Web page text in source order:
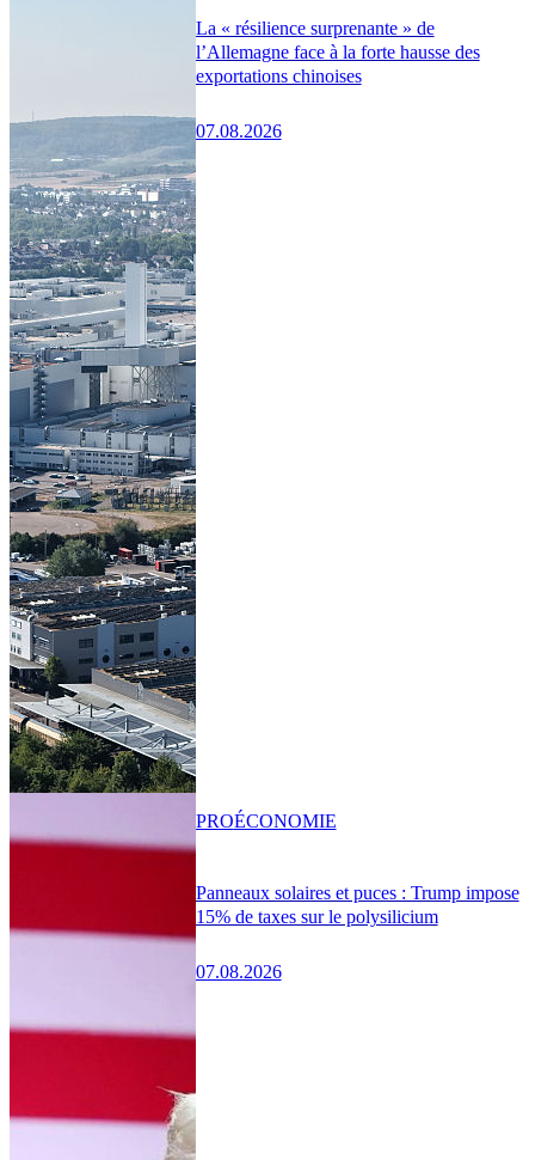
La « résilience surprenante » de
l’Allemagne face à la forte hausse des
exportations chinoises
07.08.2026
Panneaux solaires et puces : Trump impose
15% de taxes sur le polysilicium
07.08.2026
PROÉCONOMIE